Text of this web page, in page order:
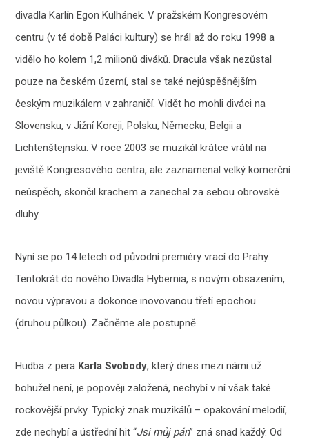
divadla Karlín Egon Kulhánek. V pražském Kongresovém
centru (v té době Paláci kultury) se hrál až do roku 1998 a
vidělo ho kolem 1,2 milionů diváků. Dracula však nezůstal
pouze na českém území, stal se také nejúspěšnějším
českým muzikálem v zahraničí. Vidět ho mohli diváci na
Slovensku, v Jižní Koreji, Polsku, Německu, Belgii a
Lichtenštejnsku. V roce 2003 se muzikál krátce vrátil na
jeviště Kongresového centra, ale zaznamenal velký komerční
neúspěch, skončil krachem a zanechal za sebou obrovské
dluhy.
Nyní se po 14 letech od původní premiéry vrací do Prahy.
Tentokrát do nového Divadla Hybernia, s novým obsazením,
novou výpravou a dokonce inovovanou třetí epochou
(druhou půlkou). Začněme ale postupně…
Hudba z pera Karla Svobody, který dnes mezi námi už
bohužel není, je popověji založená, nechybí v ní však také
rockovější prvky. Typický znak muzikálů – opakování melodií,
zde nechybí a ústřední hit “Jsi můj pán” zná snad každý. Od